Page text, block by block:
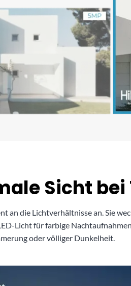
Sicht
die Lichtverhältnisse an. Sie
Licht für farbige
oder völliger Dunkelheit.